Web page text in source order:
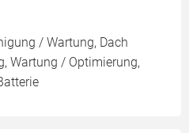
/ Wartung, Dach
Wartung / Optimierung,